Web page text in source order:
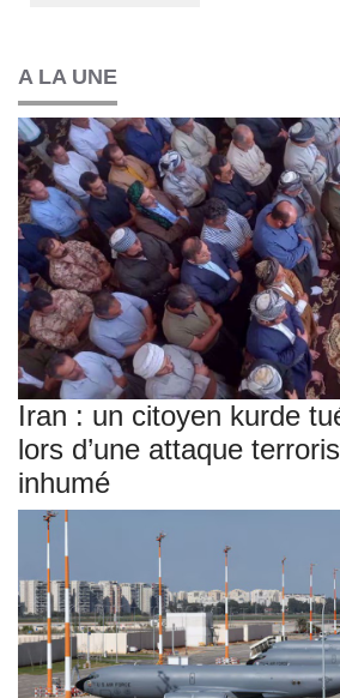
A LA UNE
Iran : un citoyen kurde
lors d’une attaque
inhumé